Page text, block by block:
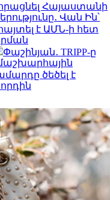
Հայաստանի
Վան Ին՝
է ԱՄՆ-ի հետ
Փաշինյան․ TRIPP-ը
ծեծել է